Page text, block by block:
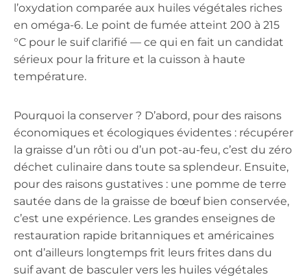
l’oxydation comparée aux huiles végétales riches
en oméga-6. Le point de fumée atteint 200 à 215
°C pour le suif clarifié — ce qui en fait un candidat
sérieux pour la friture et la cuisson à haute
température.
Pourquoi la conserver ? D’abord, pour des raisons
économiques et écologiques évidentes : récupérer
la graisse d’un rôti ou d’un pot-au-feu, c’est du zéro
déchet culinaire dans toute sa splendeur. Ensuite,
pour des raisons gustatives : une pomme de terre
sautée dans de la graisse de bœuf bien conservée,
c’est une expérience. Les grandes enseignes de
restauration rapide britanniques et américaines
ont d’ailleurs longtemps frit leurs frites dans du
suif avant de basculer vers les huiles végétales